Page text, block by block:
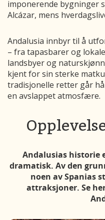
imponerende bygninger
Alcázar, mens
Andalusia innbyr til å
– fra tapasbarer og
landsbyer og
kjent for sin sterke
tradisjonelle retter går
en avslappet atmosfære.
Andalusias historie
dramatisk. Av den
noen av Spanias
attraksjoner. Se